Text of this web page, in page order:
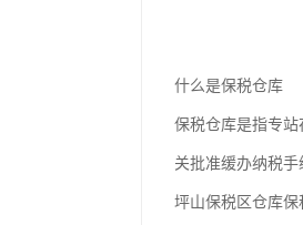
什么是保税仓库
保税仓库是指专
关批准缓办纳税
坪山保税区仓库